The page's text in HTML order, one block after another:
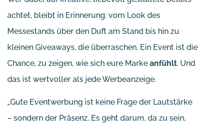
achtet, bleibt in Erinnerung: vom Look des
Messestands über den Duft am Stand bis hin zu
kleinen Giveaways, die überraschen. Ein Event ist die
Chance, zu zeigen, wie sich eure Marke anfühlt. Und
das ist wertvoller als jede Werbeanzeige.
„Gute Eventwerbung ist keine Frage der Lautstärke
– sondern der Präsenz. Es geht darum, da zu sein,